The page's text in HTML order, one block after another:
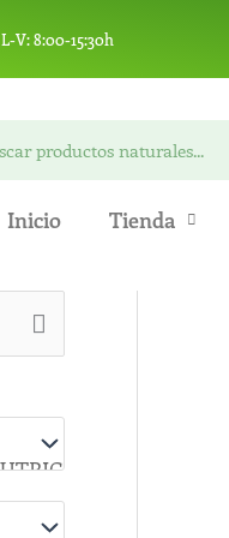
L-V: 8:00-15:30h
Inicio Tienda